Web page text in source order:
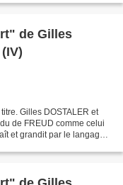
de Gilles
Gilles DOSTALER et
de FREUD comme celui
et grandit par le langage